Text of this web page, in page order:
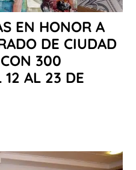
EN HONOR A
DE CIUDAD
300
12 AL 23 DE